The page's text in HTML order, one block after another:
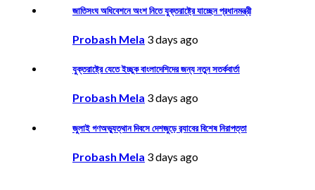
জাতিসংঘ অধিবেশনে অংশ নিতে যুক্তরাষ্ট্রে যাচ্ছেন প্রধানমন্ত্রী
Probash Mela 3 days ago
যুক্তরাষ্ট্রে যেতে ইচ্ছুক বাংলাদেশিদের জন্য নতুন সতর্কবার্তা
Probash Mela 3 days ago
জুলাই গণঅভ্যুত্থান দিবসে দেশজুড়ে র‌্যাবের বিশেষ নিরাপত্তা
Probash Mela 3 days ago